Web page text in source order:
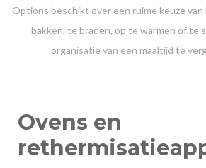
Options beschikt over een ruime keuze
bakken, te braden, op te warmen of te
organisatie van een maaltijd te
Ovens en